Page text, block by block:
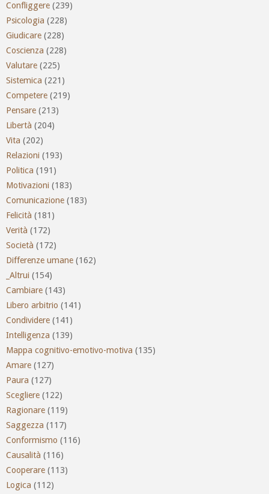
Confliggere (239)
Psicologia (228)
Giudicare (228)
Coscienza (228)
Valutare (225)
Sistemica (221)
Competere (219)
Pensare (213)
Libertà (204)
Vita (202)
Relazioni (193)
Politica (191)
Motivazioni (183)
Comunicazione (183)
Felicità (181)
Verità (172)
Società (172)
Differenze umane (162)
_Altrui (154)
Cambiare (143)
Libero arbitrio (141)
Condividere (141)
Intelligenza (139)
Mappa cognitivo-emotivo-motiva (135)
Amare (127)
Paura (127)
Scegliere (122)
Ragionare (119)
Saggezza (117)
Conformismo (116)
Causalità (116)
Cooperare (113)
Logica (112)